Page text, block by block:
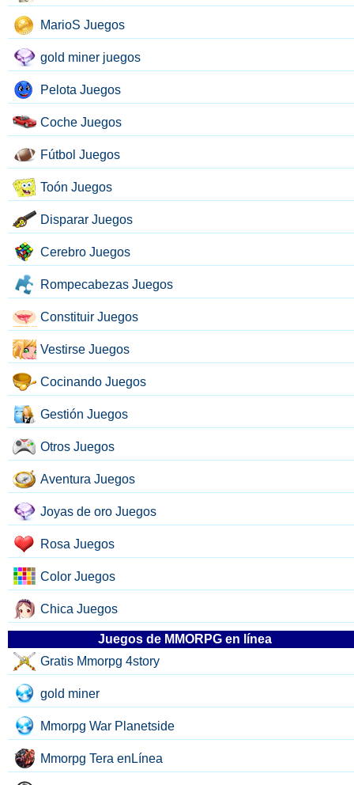
MarioS Juegos
gold miner juegos
Pelota Juegos
Coche Juegos
Fútbol Juegos
Toón Juegos
Disparar Juegos
Cerebro Juegos
Rompecabezas Juegos
Constituir Juegos
Vestirse Juegos
Cocinando Juegos
Gestión Juegos
Otros Juegos
Aventura Juegos
Joyas de oro Juegos
Rosa Juegos
Color Juegos
Chica Juegos
Juegos de MMORPG en línea
Gratis Mmorpg 4story
gold miner
Mmorpg War Planetside
Mmorpg Tera enLínea